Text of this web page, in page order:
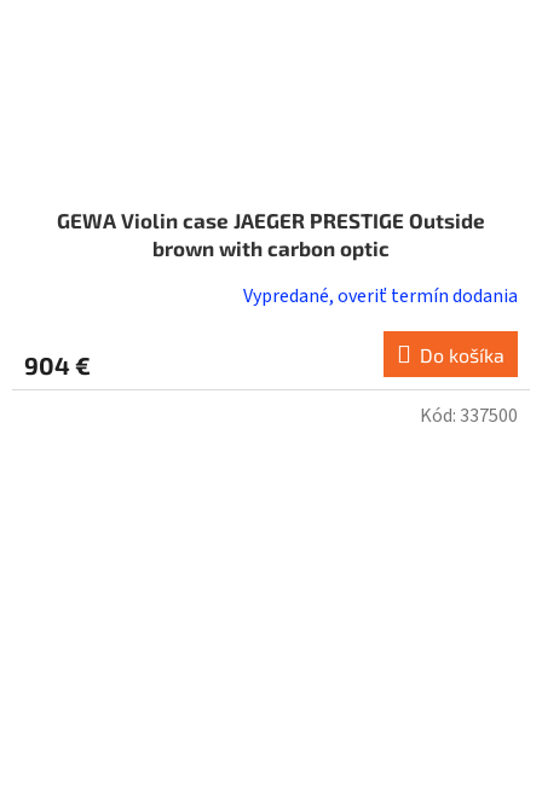
GEWA Violin case JAEGER PRESTIGE Outside
brown with carbon optic
Vypredané, overiť termín dodania
904 € Do košíka
Kód: 337500